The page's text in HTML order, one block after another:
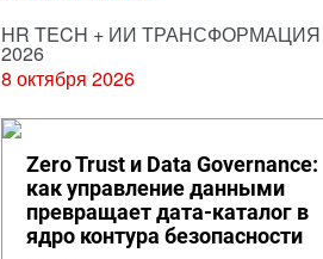
HR TECH + ИИ ТРАНСФОРМАЦИЯ
2026
8 октября 2026
Zero Trust и Data Governance:
как управление данными
превращает дата-каталог в
ядро контура безопасности